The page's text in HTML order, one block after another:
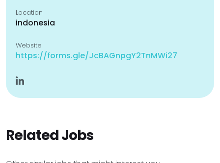
Location
indonesia
Website
https://forms.gle/JcBAGnpgY2TnMWi27
Related Jobs